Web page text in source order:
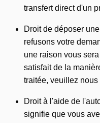
transfert direct d'un
Droit de déposer
refusons votre
une raison vous
satisfait de la
traitée, veuillez nous
Droit à l'aide de
signifie que vous